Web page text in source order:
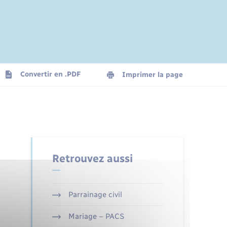
Convertir en .PDF Imprimer la page
Retrouvez aussi
Parrainage civil
Mariage – PACS